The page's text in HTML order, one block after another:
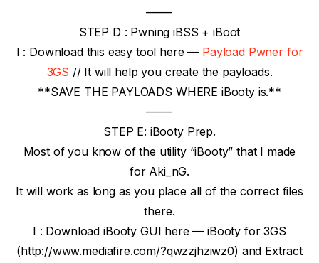
——-
STEP D : Pwning iBSS + iBoot
I : Download this easy tool here — Payload Pwner for
3GS // It will help you create the payloads.
**SAVE THE PAYLOADS WHERE iBooty is.**
——-
STEP E: iBooty Prep.
Most of you know of the utility “iBooty” that I made
for Aki_nG.
It will work as long as you place all of the correct files
there.
I : Download iBooty GUI here — iBooty for 3GS
(http://www.mediafire.com/?qwzzjhziwz0) and Extract